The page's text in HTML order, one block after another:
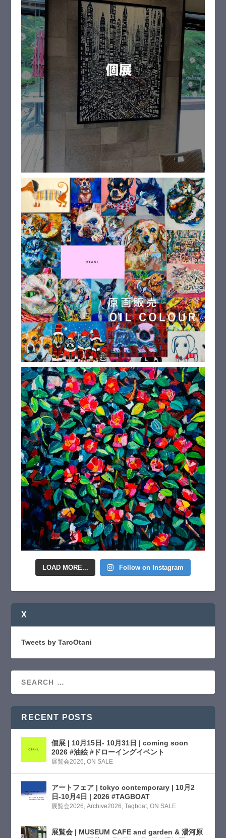
LOAD MORE... Follow on Instagram
X
Tweets by TaroOtani
RECENT POSTS
個展 | 10月15日- 10月31日 | coming soon
2026 #油絵 #ドローイングイベント
展覧会2026 ,ON SALE
アートフェア | tokyo contemporary | 10月2
日-10月4日 | 2026 #TAGBOAT
展覧会2026 ,Archive2026 ,Tagboat ,ON SALE
展覧会 | MUSEUM CAFE and garden & 湯河原